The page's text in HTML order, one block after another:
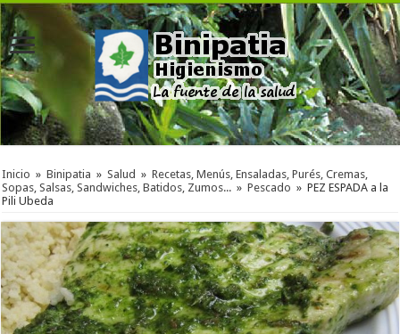
Inicio » Binipatia » Salud » Recetas, Menús, Ensaladas, Purés, Cremas,
Sopas, Salsas, Sandwiches, Batidos, Zumos... » Pescado » PEZ ESPADA a la
Pili Ubeda